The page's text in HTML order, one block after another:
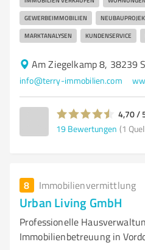
GEWERBEIMMOBILIEN
MARKTANALYSEN KUNDENSERVICE
Am Ziegelkamp 8, 38239
info@terry-immobilien.com
4,70 /
19 Bewertungen (1
8 Immobilienvermittlung
Urban Living GmbH
Professionelle
Immobilienbetreuung in